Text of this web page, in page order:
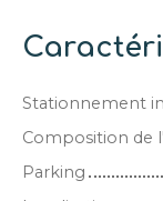
Stationnement
Composition de
Parking